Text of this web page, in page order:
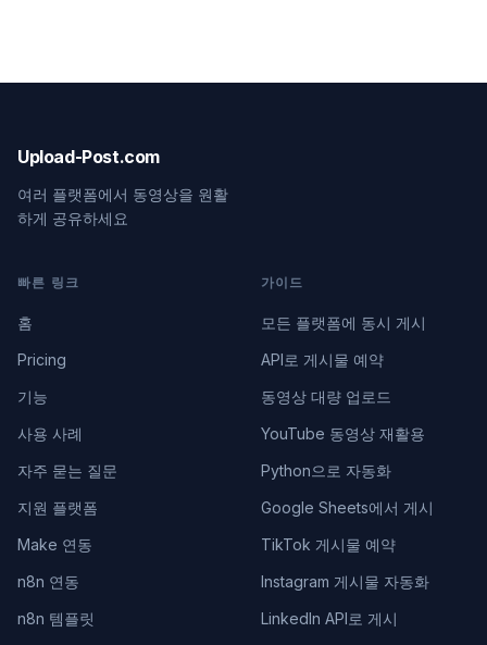
Upload-Post.com
여러 플랫폼에서 동영상을 원활
하게 공유하세요
빠른 링크
홈
Pricing
기능
사용 사례
자주 묻는 질문
지원 플랫폼
Make 연동
n8n 연동
n8n 템플릿
가이드
모든 플랫폼에 동시 게시
API로 게시물 예약
동영상 대량 업로드
YouTube 동영상 재활용
Python으로 자동화
Google Sheets에서 게시
TikTok 게시물 예약
Instagram 게시물 자동화
LinkedIn API로 게시